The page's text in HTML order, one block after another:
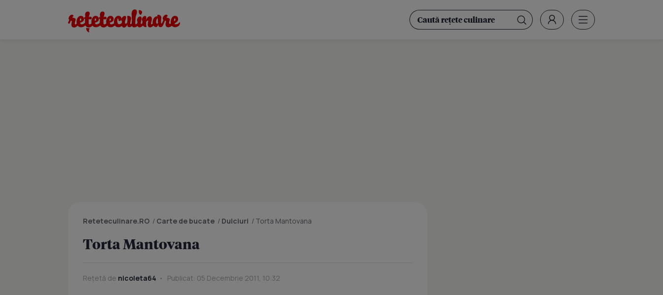
Reteteculinare.RO / Carte de bucate / Dulciuri / Torta Mantovana
Torta Mantovana
Rețetă de nicoleta64 Publicat: 05 Decembrie 2011, 10:32